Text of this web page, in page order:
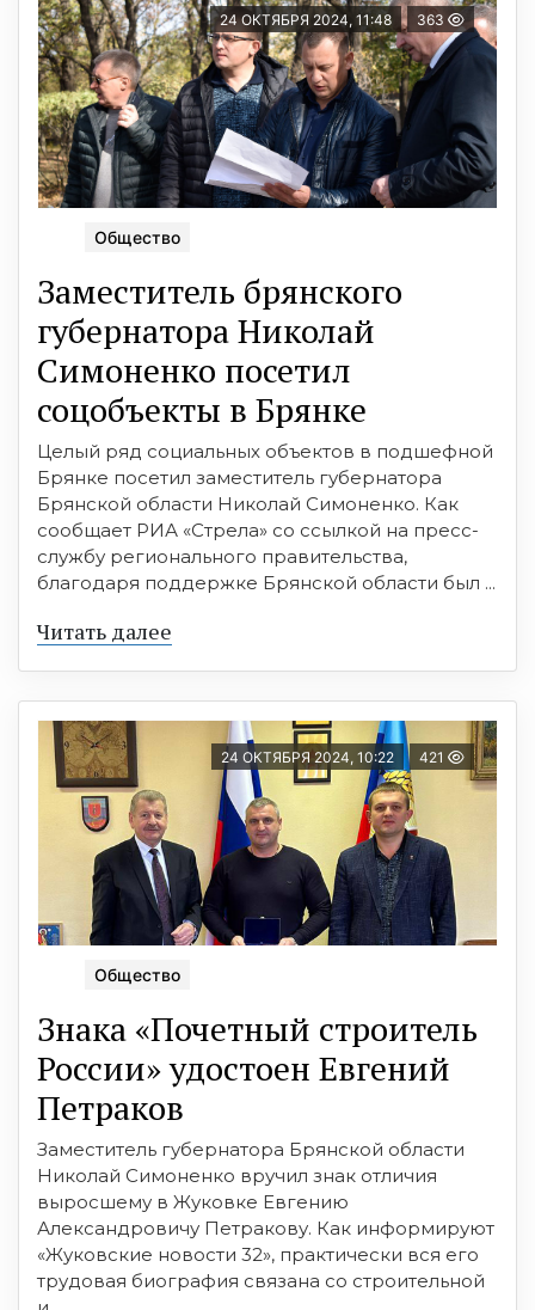
24 ОКТЯБРЯ 2024, 11:48 363
Общество
Заместитель брянского
губернатора Николай
Симоненко посетил
соцобъекты в Брянке
Целый ряд социальных объектов в подшефной
Брянке посетил заместитель губернатора
Брянской области Николай Симоненко. Как
сообщает РИА «Стрела» со ссылкой на пресс-
службу регионального правительства,
благодаря поддержке Брянской области был ...
Читать далее
24 ОКТЯБРЯ 2024, 10:22 421
Общество
Знака «Почетный строитель
России» удостоен Евгений
Петраков
Заместитель губернатора Брянской области
Николай Симоненко вручил знак отличия
выросшему в Жуковке Евгению
Александровичу Петракову. Как информируют
«Жуковские новости 32», практически вся его
трудовая биография связана со строительной